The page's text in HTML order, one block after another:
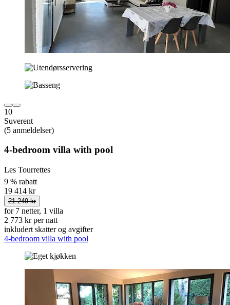
10
Suverent
(5 anmeldelser)
4-bedroom villa with pool
Les Tourrettes
9 % rabatt
19 414 kr
21 249 kr
for 7 netter, 1 villa
2 773 kr per natt
inkludert skatter og avgifter
4-bedroom villa with pool